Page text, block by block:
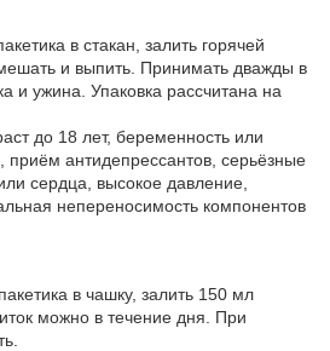
в стакан, залить горячей
и выпить. Принимать дважды в
и ужина. Упаковка рассчитана на
до 18 лет, беременность или
приём антидепрессантов, серьёзные
сердца, высокое давление,
непереносимость компонентов
в чашку, залить 150 мл
можно в течение дня. При